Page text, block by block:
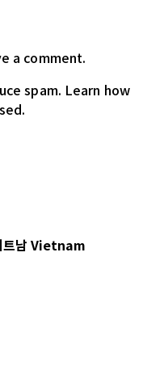
a comment.
spam. Learn how
트남 Vietnam